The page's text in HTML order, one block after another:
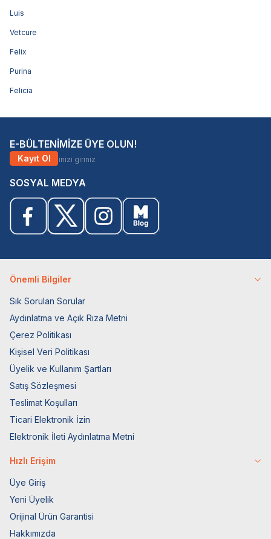
Luis
Vetcure
Felix
Purina
Felicia
E-BÜLTENİMİZE ÜYE OLUN!
Kayıt Ol
SOSYAL MEDYA
Önemli Bilgiler
Sık Sorulan Sorular
Aydınlatma ve Açık Rıza Metni
Çerez Politikası
Kişisel Veri Politikası
Üyelik ve Kullanım Şartları
Satış Sözleşmesi
Teslimat Koşulları
Ticari Elektronik İzin
Elektronik İleti Aydınlatma Metni
Hızlı Erişim
Üye Giriş
Yeni Üyelik
Orijinal Ürün Garantisi
Hakkımızda